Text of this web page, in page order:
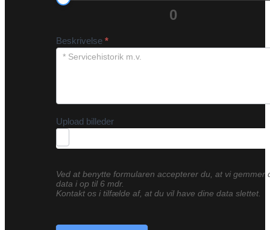
0
Beskrivelse *
Upload billeder
Ved at benytte formularen accepterer du, at vi gemmer
data i op til 6 mdr.
Kontakt os i tilfælde af, at du vil have dine data slettet.